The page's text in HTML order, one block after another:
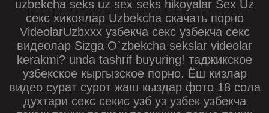
uzbekcha seks uz sex seks hikoyalar Sex Uz
секс хикоялар Uzbekcha скачать порно
VideolarUzbxxx узбекча секс узбекча секс
видеолар Sizga O`zbekcha sekslar videolar
kerakmi? unda tashrif buyuring! таджикское
узбекское кыргызское порно. Ёш кизлар
видео сурат сурот жаш кыздар фото 18 сола
духтари секс секис узб уз узбек узбекча